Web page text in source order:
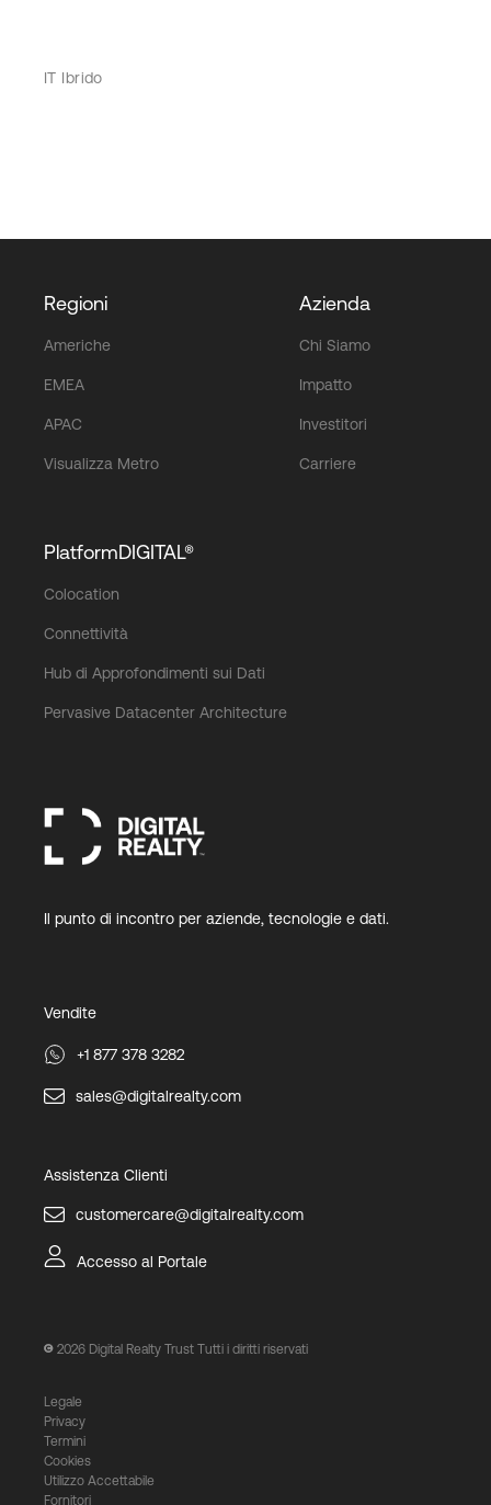
IT Ibrido
Regioni
Americhe
EMEA
APAC
Visualizza Metro
Azienda
Chi Siamo
Impatto
Investitori
Carriere
PlatformDIGITAL®
Colocation
Connettività
Hub di Approfondimenti sui Dati
Pervasive Datacenter Architecture
Il punto di incontro per aziende, tecnologie e dati.
Vendite
+1 877 378 3282
sales@digitalrealty.com
Assistenza Clienti
customercare@digitalrealty.com
Accesso al Portale
2026 Digital Realty Trust Tutti i diritti riservati
Legale
Privacy
Termini
Cookies
Utilizzo Accettabile
Fornitori